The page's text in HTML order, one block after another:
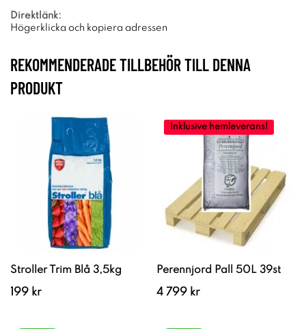
Direktlänk:
Högerklicka och kopiera adressen
REKOMMENDERADE TILLBEHÖR TILL DENNA
PRODUKT
Stroller Trim Blå 3,5kg
199 kr
Inklusive hemleverans!
Perennjord Pall 50L 39st
4 799 kr